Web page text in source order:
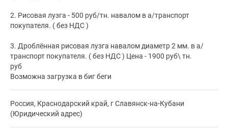
2. Рисовая лузга - 500 руб/тн. навалом в а/транспорт
покупателя. ( без НДС )
3. Дроблённая рисовая лузга навалом диаметр 2 мм. в а/
транспорт покупателя. ( без НДС ) Цена - 1900 руб\ тн.
руб
Возможна загрузка в биг беги
Россия, Краснодарский край, г Славянск-на-Кубани
(Юридический адрес)